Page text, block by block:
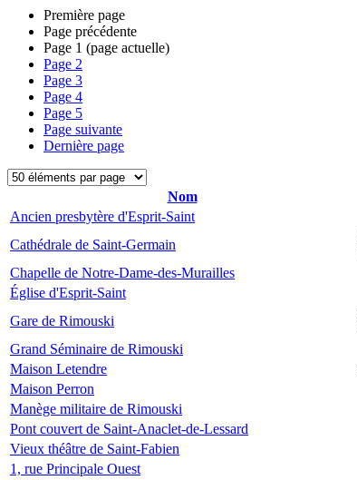
Première page
Page précédente
Page 1 (page actuelle)
Page 2
Page 3
Page 4
Page 5
Page suivante
Dernière page
Nom
Ancien presbytère d'Esprit-Saint
Cathédrale de Saint-Germain
Chapelle de Notre-Dame-des-Murailles
Église d'Esprit-Saint
Gare de Rimouski
Grand Séminaire de Rimouski
Maison Letendre
Maison Perron
Manège militaire de Rimouski
Pont couvert de Saint-Anaclet-de-Lessard
Vieux théâtre de Saint-Fabien
1, rue Principale Ouest